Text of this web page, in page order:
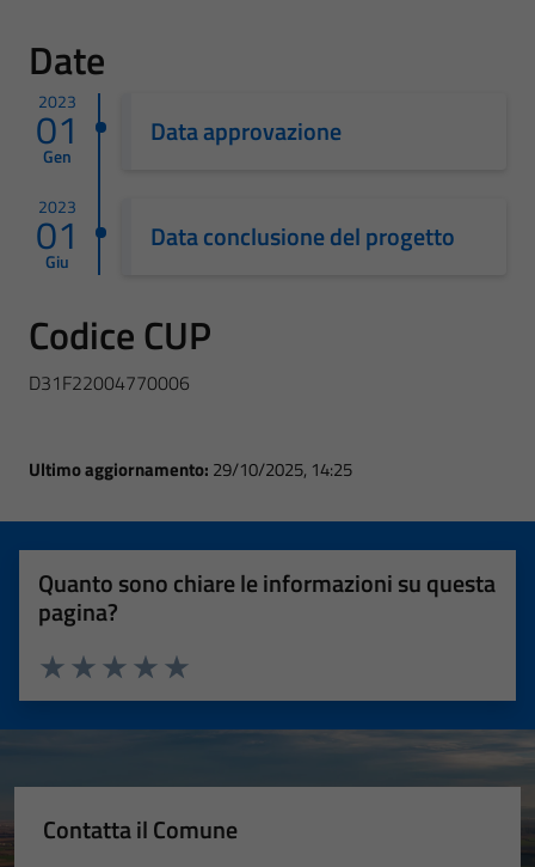
Date
2023
01
Gen
Data approvazione
2023
01
Giu
Data conclusione del progetto
Codice CUP
D31F22004770006
Ultimo aggiornamento: 29/10/2025, 14:25
Quanto sono chiare le informazioni su questa
pagina?
Valuta 5 stelle su 5
Valuta 4 stelle su 5
Valuta 3 stelle su 5
Valuta 2 stelle su 5
Valuta 1 stelle su 5
Contatta il Comune